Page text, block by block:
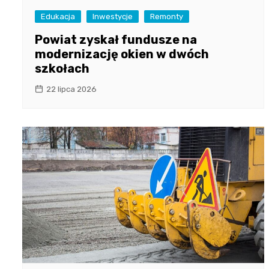
Edukacja Inwestycje Remonty
Powiat zyskał fundusze na
modernizację okien w dwóch
szkołach
22 lipca 2026